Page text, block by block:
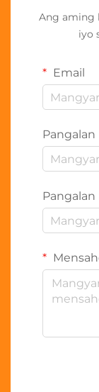
Ang aming
iyo
Email
Pangalan